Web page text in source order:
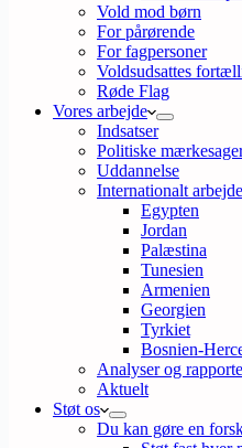
Vold mod børn
For pårørende
For fagpersoner
Voldsudsattes
Røde Flag
Vores arbejde
Indsatser
Politiske
Uddannelse
Internationalt arbejde
Egypten
Jordan
Palæstina
Tunesien
Armenien
Georgien
Tyrkiet
Bosnien-
Analyser og
Aktuelt
Støt os
Du kan gøre en